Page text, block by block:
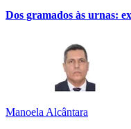
Dos gramados às urnas:
Manoela Alcântara